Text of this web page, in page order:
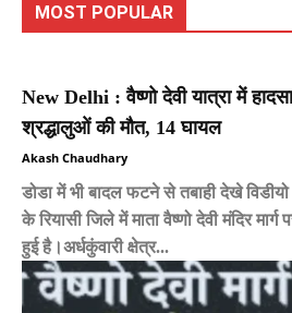
MOST POPULAR
New Delhi : वैष्णो देवी यात्रा में
श्रद्धालुओं की मौत, 14 घायल
Akash Chaudhary
डोडा में भी बादल फटने से तबाही देखे
के रियासी जिले में माता वैष्णो देवी मंदिर
हुई है।अर्धकुंवारी क्षेत्र...